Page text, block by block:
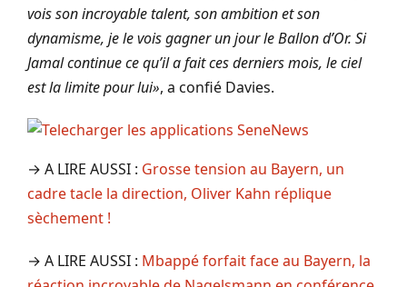
vois son incroyable talent, son ambition et son
dynamisme, je le vois gagner un jour le Ballon d’Or. Si
Jamal continue ce qu’il a fait ces derniers mois, le ciel
est la limite pour lui», a confié Davies.
→ A LIRE AUSSI : Grosse tension au Bayern, un
cadre tacle la direction, Oliver Kahn réplique
sèchement !
→ A LIRE AUSSI : Mbappé forfait face au Bayern, la